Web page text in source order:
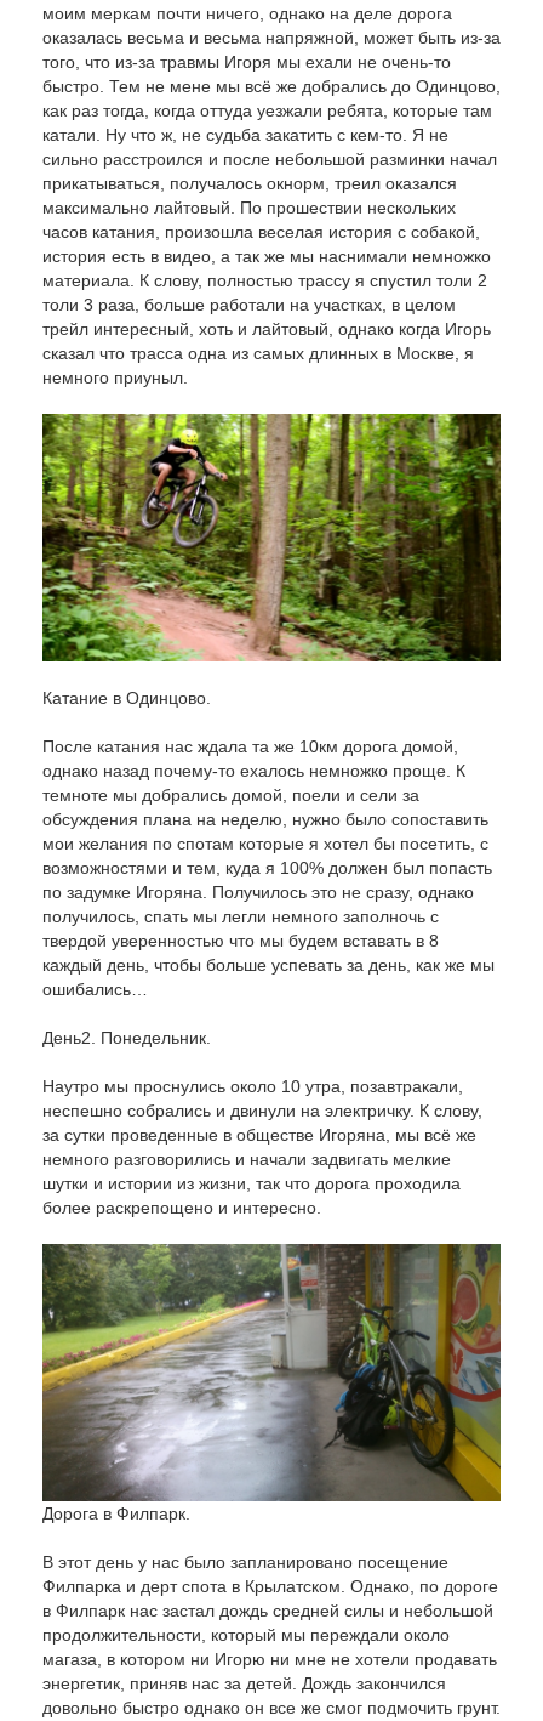
моим меркам почти ничего, однако на деле дорога
оказалась весьма и весьма напряжной, может быть из-за
того, что из-за травмы Игоря мы ехали не очень-то
быстро. Тем не мене мы всё же добрались до Одинцово,
как раз тогда, когда оттуда уезжали ребята, которые там
катали. Ну что ж, не судьба закатить с кем-то. Я не
сильно расстроился и после небольшой разминки начал
прикатываться, получалось окнорм, треил оказался
максимально лайтовый. По прошествии нескольких
часов катания, произошла веселая история с собакой,
история есть в видео, а так же мы наснимали немножко
материала. К слову, полностью трассу я спустил толи 2
толи 3 раза, больше работали на участках, в целом
трейл интересный, хоть и лайтовый, однако когда Игорь
сказал что трасса одна из самых длинных в Москве, я
немного приуныл.
Катание в Одинцово.
После катания нас ждала та же 10км дорога домой,
однако назад почему-то ехалось немножко проще. К
темноте мы добрались домой, поели и сели за
обсуждения плана на неделю, нужно было сопоставить
мои желания по спотам которые я хотел бы посетить, с
возможностями и тем, куда я 100% должен был попасть
по задумке Игоряна. Получилось это не сразу, однако
получилось, спать мы легли немного заполночь с
твердой уверенностью что мы будем вставать в 8
каждый день, чтобы больше успевать за день, как же мы
ошибались…
День2. Понедельник.
Наутро мы проснулись около 10 утра, позавтракали,
неспешно собрались и двинули на электричку. К слову,
за сутки проведенные в обществе Игоряна, мы всё же
немного разговорились и начали задвигать мелкие
шутки и истории из жизни, так что дорога проходила
более раскрепощено и интересно.
Дорога в Филпарк.
В этот день у нас было запланировано посещение
Филпарка и дерт спота в Крылатском. Однако, по дороге
в Филпарк нас застал дождь средней силы и небольшой
продолжительности, который мы переждали около
магаза, в котором ни Игорю ни мне не хотели продавать
энергетик, приняв нас за детей. Дождь закончился
довольно быстро однако он все же смог подмочить грунт.